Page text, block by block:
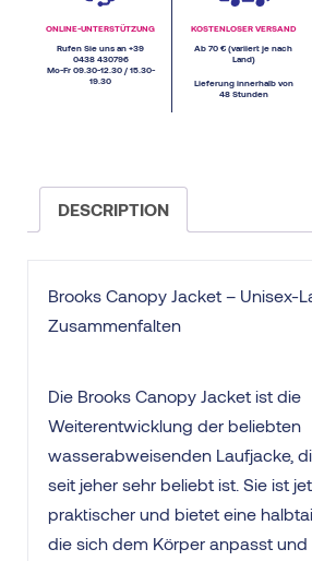
ONLINE-UNTERSTÜTZUNG
Rufen Sie uns an +39
0438 430796
Mo-Fr 09.30-12.30 / 15.30-
19.30
KOSTENLOSER VERSAND
Ab 70 € (variiert je nach
Land)
Lieferung innerhalb von
48 Stunden
DESCRIPTION
Brooks Canopy Jacket – Unisex-
Zusammenfalten
Die Brooks Canopy Jacket ist die
Weiterentwicklung der beliebten
wasserabweisenden Laufjacke,
seit jeher sehr beliebt ist. Sie ist
praktischer und bietet eine
die sich dem Körper anpasst und